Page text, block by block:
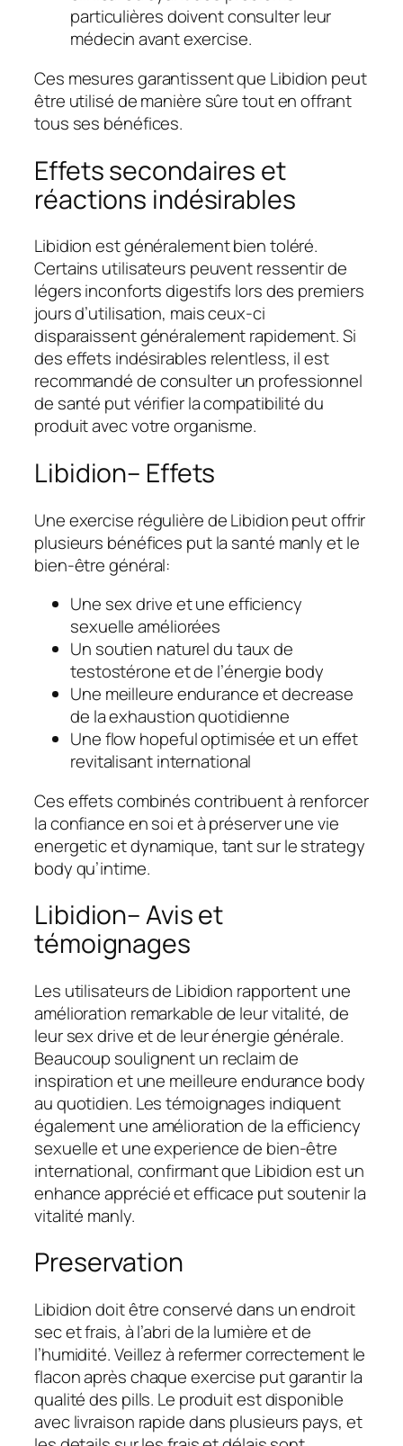
particulières doivent consulter leur
médecin avant exercise.
Ces mesures garantissent que Libidion peut
être utilisé de manière sûre tout en offrant
tous ses bénéfices.
Effets secondaires et
réactions indésirables
Libidion est généralement bien toléré.
Certains utilisateurs peuvent ressentir de
légers inconforts digestifs lors des premiers
jours d’utilisation, mais ceux-ci
disparaissent généralement rapidement. Si
des effets indésirables relentless, il est
recommandé de consulter un professionnel
de santé put vérifier la compatibilité du
produit avec votre organisme.
Libidion– Effets
Une exercise régulière de Libidion peut offrir
plusieurs bénéfices put la santé manly et le
bien-être général:
Une sex drive et une efficiency
sexuelle améliorées
Un soutien naturel du taux de
testostérone et de l’énergie body
Une meilleure endurance et decrease
de la exhaustion quotidienne
Une flow hopeful optimisée et un effet
revitalisant international
Ces effets combinés contribuent à renforcer
la confiance en soi et à préserver une vie
energetic et dynamique, tant sur le strategy
body qu’intime.
Libidion– Avis et
témoignages
Les utilisateurs de Libidion rapportent une
amélioration remarkable de leur vitalité, de
leur sex drive et de leur énergie générale.
Beaucoup soulignent un reclaim de
inspiration et une meilleure endurance body
au quotidien. Les témoignages indiquent
également une amélioration de la efficiency
sexuelle et une experience de bien-être
international, confirmant que Libidion est un
enhance apprécié et efficace put soutenir la
vitalité manly.
Preservation
Libidion doit être conservé dans un endroit
sec et frais, à l’abri de la lumière et de
l’humidité. Veillez à refermer correctement le
flacon après chaque exercise put garantir la
qualité des pills. Le produit est disponible
avec livraison rapide dans plusieurs pays, et